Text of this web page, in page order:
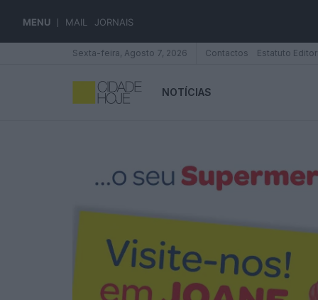
MENU MAIL JORNAIS
Sexta-feira, Agosto 7, 2026 Contactos Estatuto
NOTÍCIAS